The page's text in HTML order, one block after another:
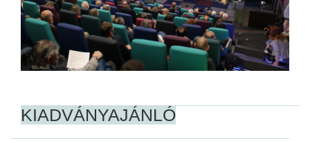
KIADVÁNYAJÁNLÓ